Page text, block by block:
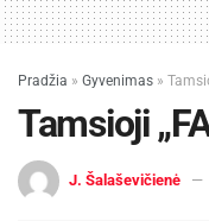
Pradžia » Gyvenimas »
Tamsioji
J. Šalaševičienė